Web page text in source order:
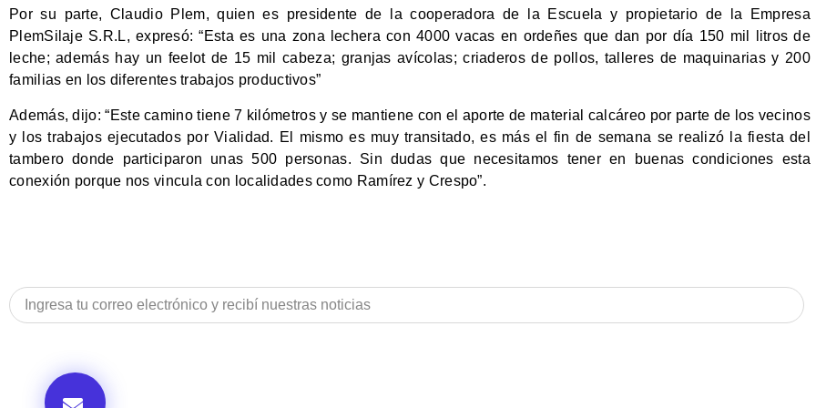
Por su parte, Claudio Plem, quien es presidente de la cooperadora de la Escuela y propietario de la Empresa
PlemSilaje S.R.L, expresó: “Esta es una zona lechera con 4000 vacas en ordeñes que dan por día 150 mil litros de
leche; además hay un feelot de 15 mil cabeza; granjas avícolas; criaderos de pollos, talleres de maquinarias y 200
familias en los diferentes trabajos productivos”
Además, dijo: “Este camino tiene 7 kilómetros y se mantiene con el aporte de material calcáreo por parte de los vecinos
y los trabajos ejecutados por Vialidad. El mismo es muy transitado, es más el fin de semana se realizó la fiesta del
tambero donde participaron unas 500 personas. Sin dudas que necesitamos tener en buenas condiciones esta
conexión porque nos vincula con localidades como Ramírez y Crespo”.